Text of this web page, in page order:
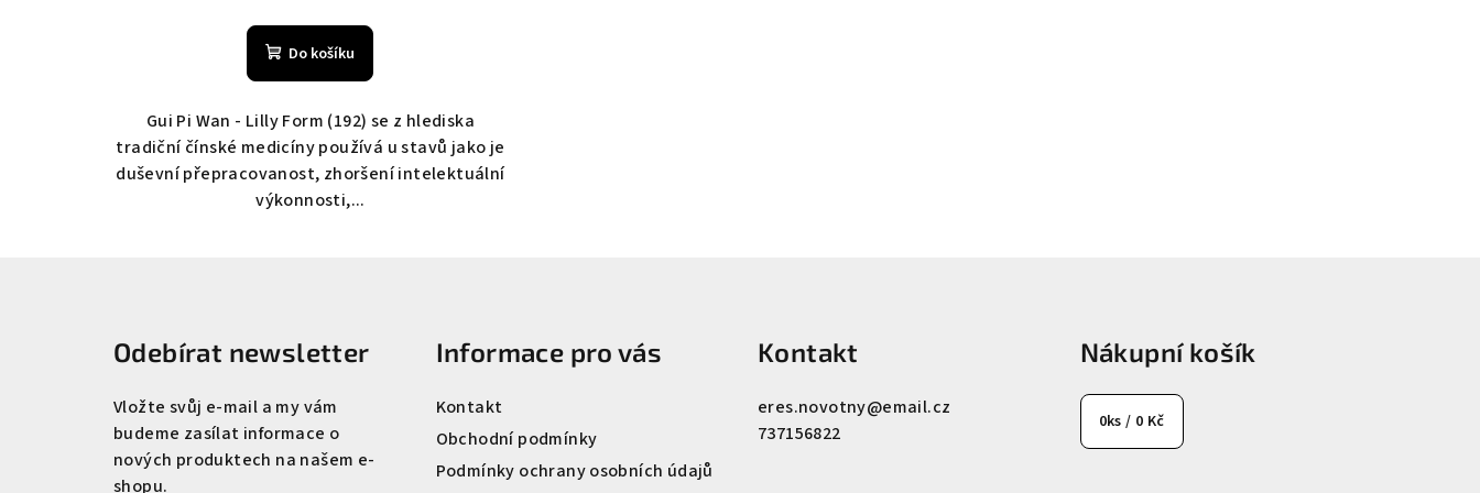
hodnocení
produktu
je
5,0
5
hvězdiček.
Do košíku
Gui Pi Wan - Lilly Form (192) se z hlediska
tradiční čínské medicíny používá u stavů jako je
duševní přepracovanost, zhoršení intelektuální
výkonnosti,...
Odebírat newsletter
Vložte svůj e-mail a my vám
budeme zasílat informace o
nových produktech na našem e-
shopu.
Informace pro vás
Kontakt
Obchodní podmínky
Podmínky ochrany osobních údajů
Kontakt
eres.novotny@email.cz
737156822
Nákupní košík
0ks / 0 Kč